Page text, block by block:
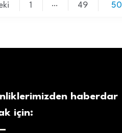
1 … 49 50
haberdar
için: